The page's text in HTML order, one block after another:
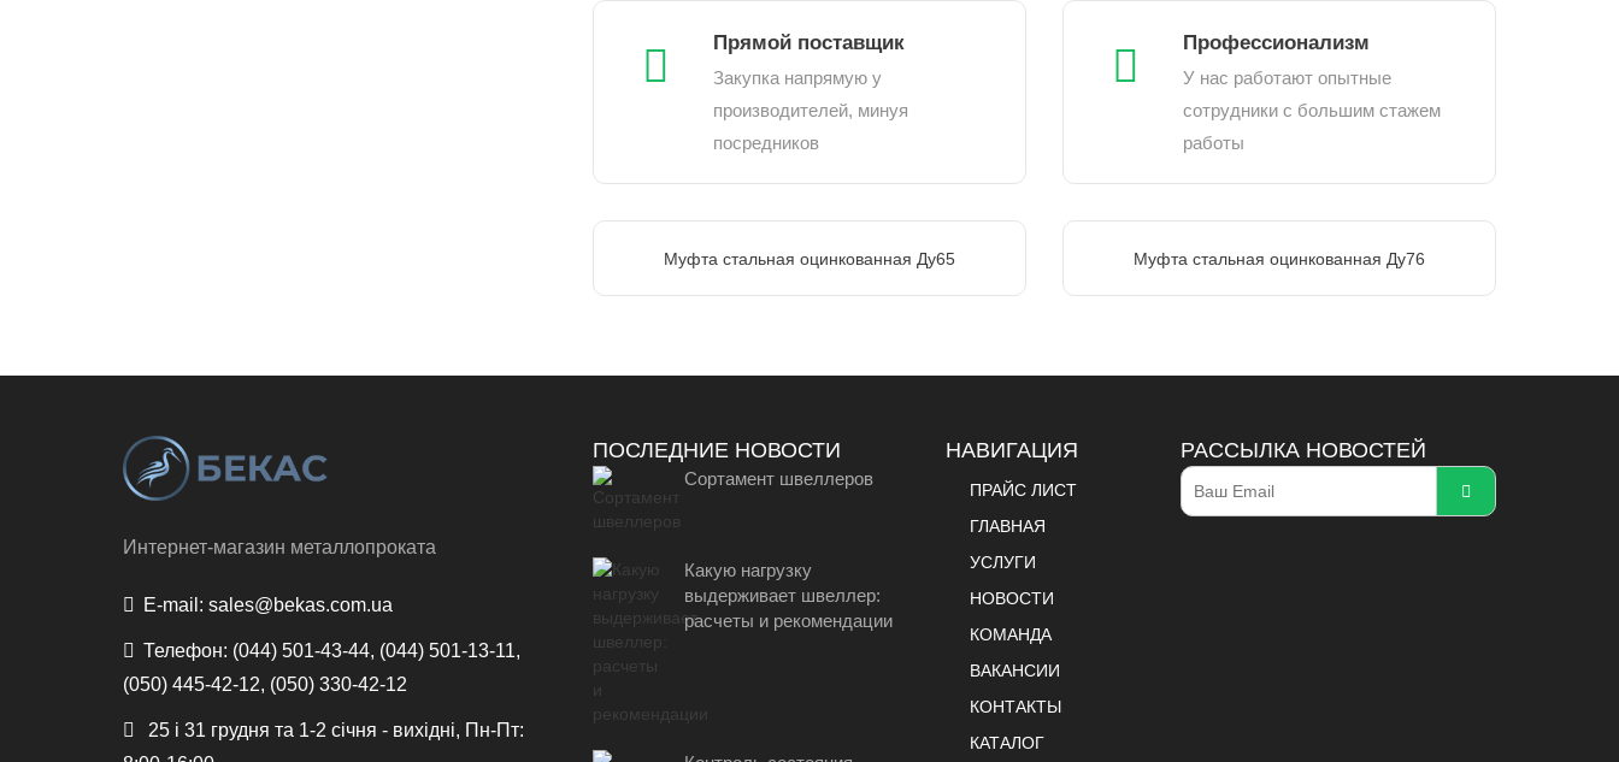
Прямой поставщик
Закупка напрямую у
производителей, минуя
посредников
Профессионализм
У нас работают опытные
сотрудники с большим стажем
работы
Муфта стальная оцинкованная Ду65 Муфта стальная оцинкованная Ду76
Интернет-магазин металлопроката
E-mail: sales@bekas.com.ua
Телефон: (044) 501-43-44, (044) 501-13-11,
(050) 445-42-12, (050) 330-42-12
25 і 31 грудня та 1-2 січня - вихідні, Пн-Пт:
ПОСЛЕДНИЕ НОВОСТИ
Сортамент швеллеров
Какую нагрузку
выдерживает швеллер:
расчеты и рекомендации
НАВИГАЦИЯ
ПРАЙС ЛИСТ
ГЛАВНАЯ
УСЛУГИ
НОВОСТИ
КОМАНДА
ВАКАНСИИ
КОНТАКТЫ
КАТАЛОГ
РАССЫЛКА НОВОСТЕЙ